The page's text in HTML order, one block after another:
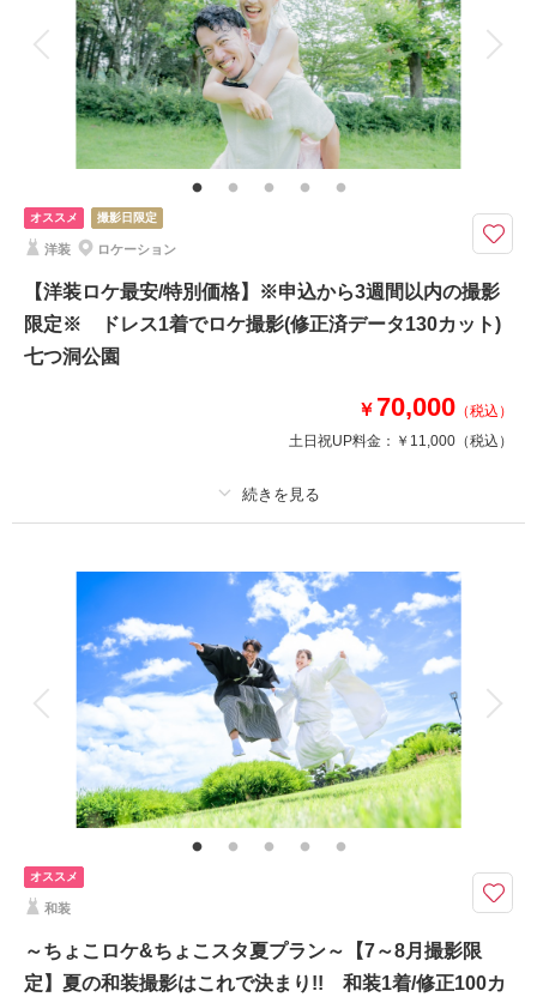
相談予約する
来店・オンライン
撮影日の空き
を確認する
アルバム データ 80 カット 台紙付写真
衣装追加 会食 挙式
家族と撮影 家族用衣装レンタル ペットと撮影
その他含むもの
ウェルカムボードやアルバムなどの商品は最安値4,000円～最高値35,000円
までのオプション商品ご準備あり。詳しくはオプションページよりご覧くだ
さいませ。どんなことでもお気軽にお問い合わせくださいませ♪ご利用いた
だいたカップル様からの口コミは必見です♪♪
天候も料金も安心/選べるブースでスタジオ撮影♡ 夏・冬シーズンは特に
おすすめ ☆ご披露宴予定のお客様の前撮りとしても人気プラン☆
➡➡➡口コミ必見です！！
このプランで撮影可能な撮影レポート
撮影日：2026年2月11日
撮影場所： スタジオ （茨城）
相談予約する
来店・オンライン
撮影日の空き
を確認する
オススメ 撮影日限定
洋装 ロケーション
【洋装ロケ最安/特別価格】※申込から3週間以内の撮影
限定※ ドレス1着でロケ撮影(修正済データ130カット)
七つ洞公園
￥ 70,000 （税込）
土日祝UP料金： ￥11,000 （税込）
プラン詳細
新婦衣装1着 新郎衣装1着
着付け ヘアメイク 小物一式
アルバム データ 130 カット 台紙付写真
衣装追加 会食 挙式
家族と撮影 家族用衣装レンタル ペットと撮影
その他含むもの
雨天時は安心の日程変更料なし!!AMPM貸切なのでスタジオプランへ変更も
OK!洋装ロケ撮影地⇒海ロケは県内の久慈浜や高戸小浜にてご提案。市内の
七ツ洞公園も新設定!!その他にも思い出の場所、ご実家で撮影などお気軽に
ご相談くださいませ。
華雅苑水戸店の基本プランには追加料なく、必要なアイテムは全て含まれて
おります。是非、他社様のプラン内容と、よく比較してください♪
オススメ
和装
～ちょこロケ&ちょこスタ夏プラン～【7～8月撮影限
定】夏の和装撮影はこれで決まり!! 和装1着/修正100カ